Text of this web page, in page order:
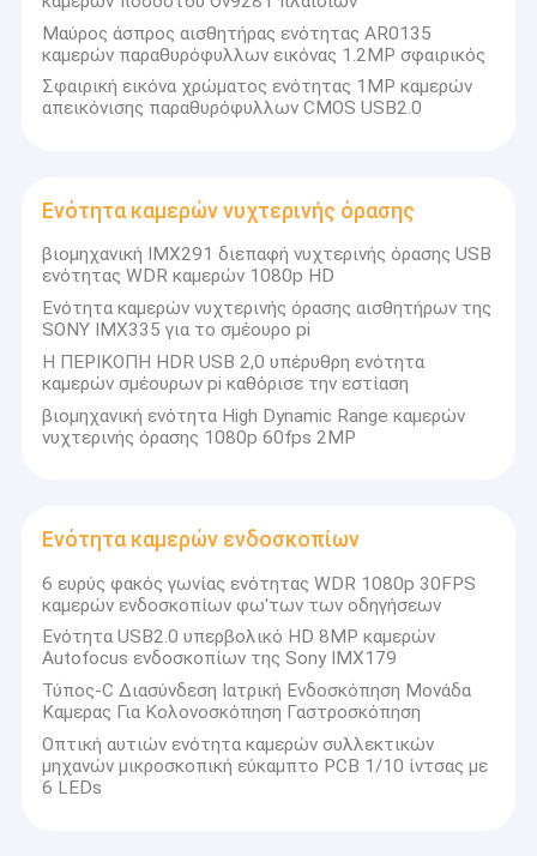
Αρχική Σελίδα
Προϊόντα
Μαύρος άσπρος αισθητήρας ενότητας AR0135
καμερών παραθυρόφυλλων εικόνας 1.2MP σφαιρικός
Σφαιρική εικόνα χρώματος ενότητας 1MP καμερών
απεικόνισης παραθυρόφυλλων CMOS USB2.0
Ενότητα καμερών νυχτερινής όρασης
βιομηχανική IMX291 διεπαφή νυχτερινής όρασης USB
ενότητας WDR καμερών 1080p HD
Ενότητα καμερών νυχτερινής όρασης αισθητήρων της
SONY IMX335 για το σμέουρο pi
Η ΠΕΡΙΚΟΠΗ HDR USB 2,0 υπέρυθρη ενότητα
καμερών σμέουρων pi καθόρισε την εστίαση
βιομηχανική ενότητα High Dynamic Range καμερών
νυχτερινής όρασης 1080p 60fps 2MP
Ενότητα καμερών ενδοσκοπίων
6 ευρύς φακός γωνίας ενότητας WDR 1080p 30FPS
καμερών ενδοσκοπίων φω'των των οδηγήσεων
Ενότητα USB2.0 υπερβολικό HD 8MP καμερών
Autofocus ενδοσκοπίων της Sony IMX179
Τύπος-C Διασύνδεση Ιατρική Ενδοσκόπηση Μονάδα
Καμερας Για Κολονοσκόπηση Γαστροσκόπηση
Οπτική αυτιών ενότητα καμερών συλλεκτικών
μηχανών μικροσκοπική εύκαμπτο PCB 1/10 ίντσας με
6 LEDs
Η Co. τεχνολογίας Sinoseen Shenzhen, ΕΠΕ καθιερώθηκε το
Μάρτιο του 2009. Για δεκαετίες, Sinoseen έχει αφιερωθεί στην
παροχή των πελατών τις διάφορες προσαρμοσμένες OEM/ODM